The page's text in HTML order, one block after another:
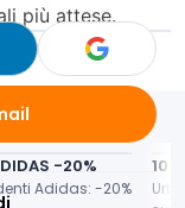
più attese.
-20%
Adidas: -20%